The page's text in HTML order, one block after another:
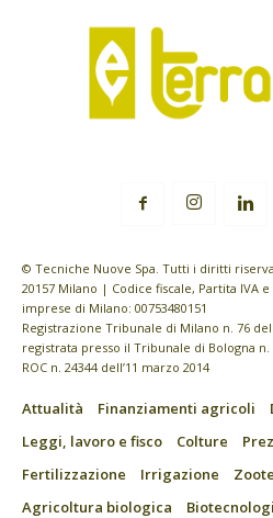
© Tecniche Nuove Spa. Tutti i diritti
20157 Milano | Codice fiscale, Partita IVA
imprese di Milano: 00753480151
Registrazione Tribunale di Milano n. 76
registrata presso il Tribunale di Bologna n.
ROC n. 24344 dell’11 marzo 2014
Attualità Finanziamenti agricoli
Leggi, lavoro e fisco
Colture
Fertilizzazione
Irrigazione
Agricoltura biologica